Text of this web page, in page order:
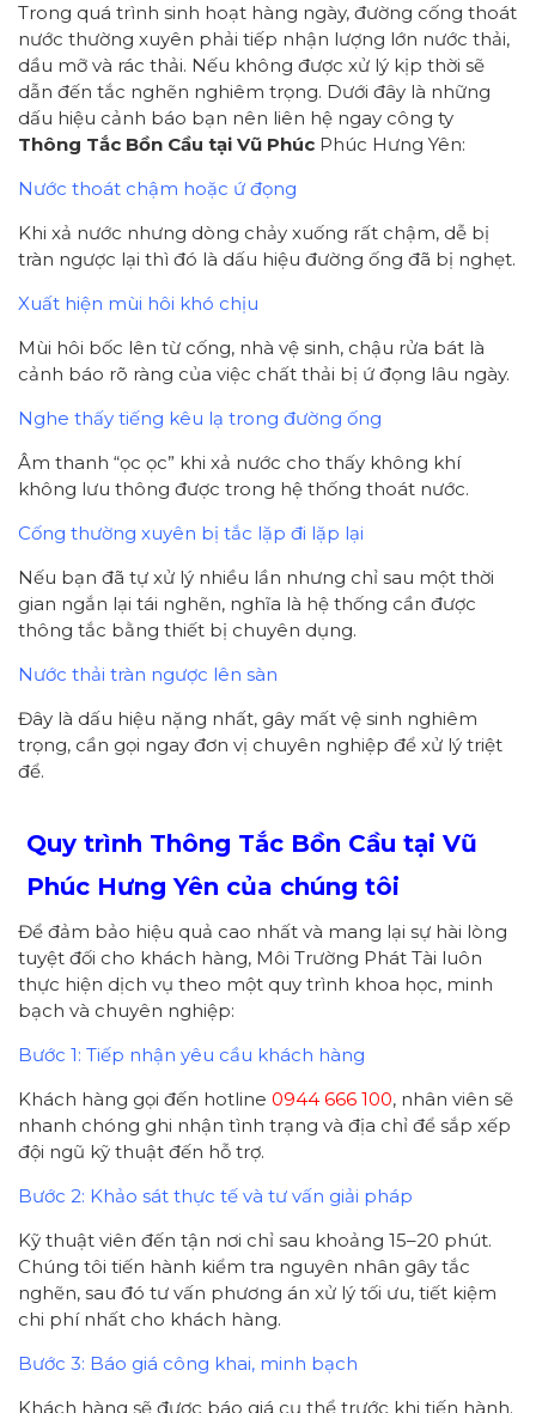
Trong quá trình sinh hoạt hàng ngày, đường cống thoát
nước thường xuyên phải tiếp nhận lượng lớn nước thải,
dầu mỡ và rác thải. Nếu không được xử lý kịp thời sẽ
dẫn đến tắc nghẽn nghiêm trọng. Dưới đây là những
dấu hiệu cảnh báo bạn nên liên hệ ngay công ty
Thông Tắc Bồn Cầu tại Vũ Phúc Phúc Hưng Yên:
Nước thoát chậm hoặc ứ đọng
Khi xả nước nhưng dòng chảy xuống rất chậm, dễ bị
tràn ngược lại thì đó là dấu hiệu đường ống đã bị nghẹt.
Xuất hiện mùi hôi khó chịu
Mùi hôi bốc lên từ cống, nhà vệ sinh, chậu rửa bát là
cảnh báo rõ ràng của việc chất thải bị ứ đọng lâu ngày.
Nghe thấy tiếng kêu lạ trong đường ống
Âm thanh “ọc ọc” khi xả nước cho thấy không khí
không lưu thông được trong hệ thống thoát nước.
Cống thường xuyên bị tắc lặp đi lặp lại
Nếu bạn đã tự xử lý nhiều lần nhưng chỉ sau một thời
gian ngắn lại tái nghẽn, nghĩa là hệ thống cần được
thông tắc bằng thiết bị chuyên dụng.
Nước thải tràn ngược lên sàn
Đây là dấu hiệu nặng nhất, gây mất vệ sinh nghiêm
trọng, cần gọi ngay đơn vị chuyên nghiệp để xử lý triệt
để.
Quy trình Thông Tắc Bồn Cầu tại Vũ
Phúc Hưng Yên của chúng tôi
Để đảm bảo hiệu quả cao nhất và mang lại sự hài lòng
tuyệt đối cho khách hàng, Môi Trường Phát Tài luôn
thực hiện dịch vụ theo một quy trình khoa học, minh
bạch và chuyên nghiệp:
Bước 1: Tiếp nhận yêu cầu khách hàng
Khách hàng gọi đến hotline 0944 666 100, nhân viên sẽ
nhanh chóng ghi nhận tình trạng và địa chỉ để sắp xếp
đội ngũ kỹ thuật đến hỗ trợ.
Bước 2: Khảo sát thực tế và tư vấn giải pháp
Kỹ thuật viên đến tận nơi chỉ sau khoảng 15–20 phút.
Chúng tôi tiến hành kiểm tra nguyên nhân gây tắc
nghẽn, sau đó tư vấn phương án xử lý tối ưu, tiết kiệm
chi phí nhất cho khách hàng.
Bước 3: Báo giá công khai, minh bạch
Khách hàng sẽ được báo giá cụ thể trước khi tiến hành.